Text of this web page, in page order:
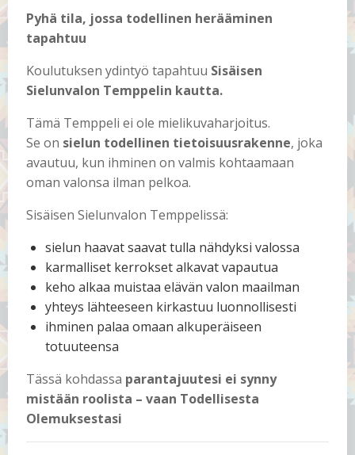
Pyhä tila, jossa todellinen herääminen
tapahtuu
Koulutuksen ydintyö tapahtuu Sisäisen
Sielunvalon Temppelin kautta.
Tämä Temppeli ei ole mielikuvaharjoitus.
Se on sielun todellinen tietoisuusrakenne, joka
avautuu, kun ihminen on valmis kohtaamaan
oman valonsa ilman pelkoa.
Sisäisen Sielunvalon Temppelissä:
sielun haavat saavat tulla nähdyksi valossa
karmalliset kerrokset alkavat vapautua
keho alkaa muistaa elävän valon maailman
yhteys lähteeseen kirkastuu luonnollisesti
ihminen palaa omaan alkuperäiseen
totuuteensa
Tässä kohdassa parantajuutesi ei synny
mistään roolista – vaan Todellisesta
Olemuksestasi